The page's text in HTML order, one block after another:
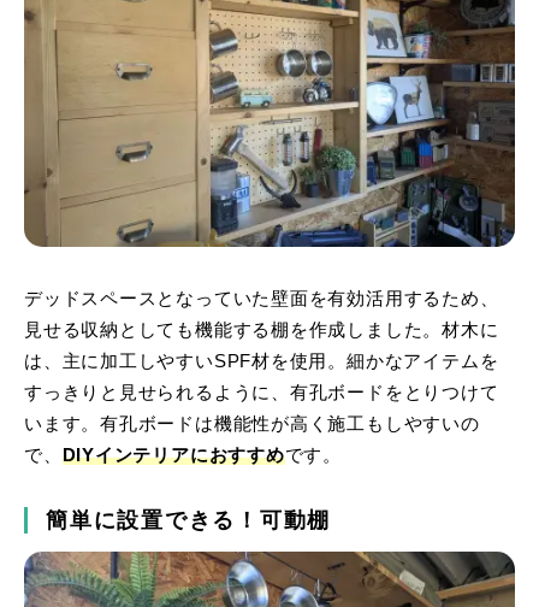
デッドスペースとなっていた壁面を有効活用するため、
見せる収納としても機能する棚を作成しました。材木に
は、主に加工しやすいSPF材を使用。細かなアイテムを
すっきりと見せられるように、有孔ボードをとりつけて
います。有孔ボードは機能性が高く施工もしやすいの
で、 DIYインテリアにおすすめです。
簡単に設置できる！可動棚